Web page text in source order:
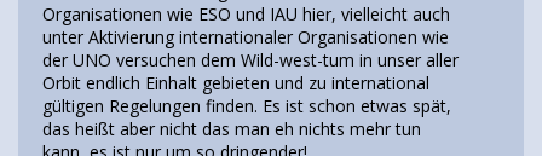
Organisationen wie ESO und IAU hier, vielleicht auch
unter Aktivierung internationaler Organisationen wie
der UNO versuchen dem Wild-west-tum in unser aller
Orbit endlich Einhalt gebieten und zu international
gültigen Regelungen finden. Es ist schon etwas spät,
das heißt aber nicht das man eh nichts mehr tun